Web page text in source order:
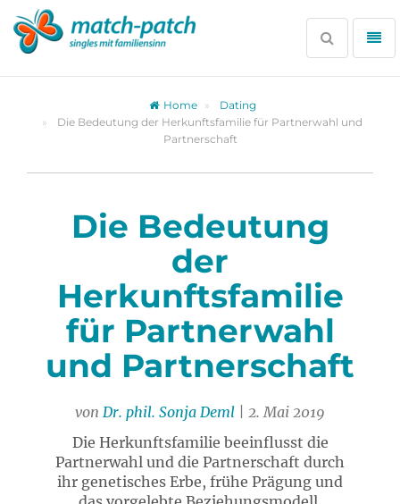
Zur
Partnersuche
Suche
öffnen
Home
Dating
Die Bedeutung der Herkunftsfamilie für Partnerwahl und
Partnerschaft
Die Bedeutung
der
Herkunftsfamilie
für Partnerwahl
und Partnerschaft
von Dr. phil. Sonja Deml | 2. Mai 2019
Die Herkunftsfamilie beeinflusst die
Partnerwahl und die Partnerschaft durch
ihr genetisches Erbe, frühe Prägung und